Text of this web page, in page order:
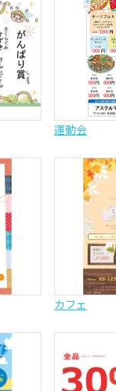
運動会
カフェ